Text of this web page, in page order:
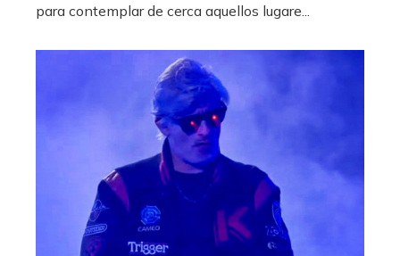
para contemplar de cerca aquellos lugare...